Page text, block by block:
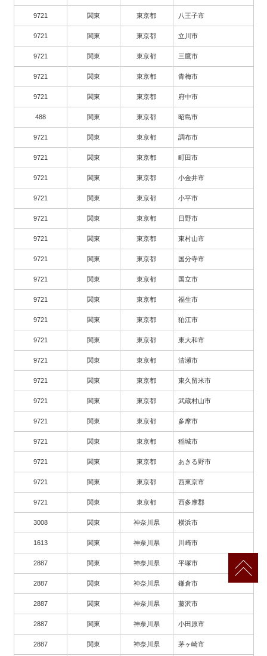
9721 関東 東京都 八王子市
9721 関東 東京都 立川市
9721 関東 東京都 三鷹市
9721 関東 東京都 青梅市
9721 関東 東京都 府中市
488 関東 東京都 昭島市
9721 関東 東京都 調布市
9721 関東 東京都 町田市
9721 関東 東京都 小金井市
9721 関東 東京都 小平市
9721 関東 東京都 日野市
9721 関東 東京都 東村山市
9721 関東 東京都 国分寺市
9721 関東 東京都 国立市
9721 関東 東京都 福生市
9721 関東 東京都 狛江市
9721 関東 東京都 東大和市
9721 関東 東京都 清瀬市
9721 関東 東京都 東久留米市
9721 関東 東京都 武蔵村山市
9721 関東 東京都 多摩市
9721 関東 東京都 稲城市
9721 関東 東京都 あきる野市
9721 関東 東京都 西東京市
9721 関東 東京都 西多摩郡
3008 関東 神奈川県 横浜市
1613 関東 神奈川県 川崎市
2887 関東 神奈川県 平塚市
2887 関東 神奈川県 鎌倉市
2887 関東 神奈川県 藤沢市
2887 関東 神奈川県 小田原市
2887 関東 神奈川県 茅ヶ崎市